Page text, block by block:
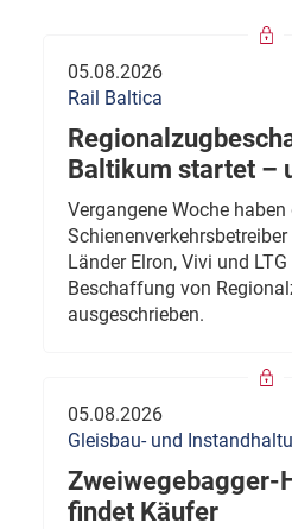
05.08.2026
Rail Baltica
Baltikum startet –
Vergangene Woche
Länder Elron, Vivi und
Beschaffung von
ausgeschrieben.
05.08.2026
Gleisbau- und
Zweiwegebagger-
findet Käufer